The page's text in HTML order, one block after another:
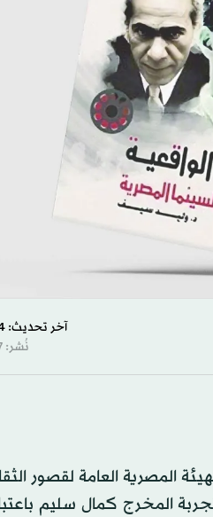
آخر تحديث: 19:44-13 مايو 2026 م ـ 27 ذو القِعدة 1447 هـ
نُشر: 19:27-13 مايو 2026 م ـ 27 ذو القِعدة 1447 هـ
المصرية العامة لقصور
المخرج كمال سليم